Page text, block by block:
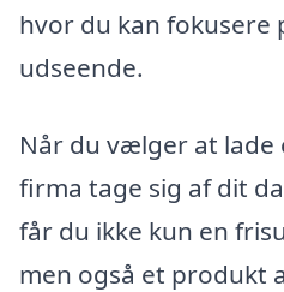
hvor du kan fokusere
udseende.
Når du vælger at lade
firma tage sig af dit
får du ikke kun en
men også et produkt